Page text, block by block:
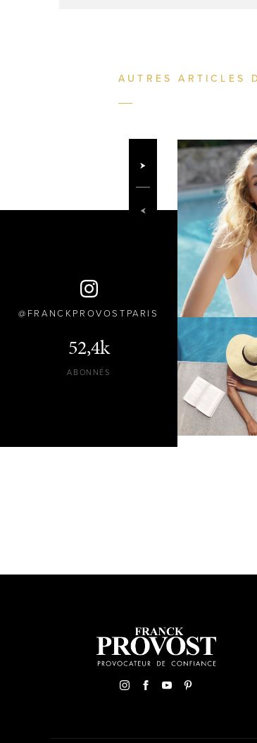
AUTRES ARTICLES
FRANCKPROVOSTPARIS
52,4k
ABONNÉS